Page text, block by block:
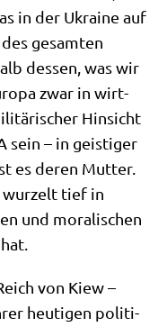
in der Ukrai­ne auf
gesam­ten
des­sen, was wir
zwar in wirt­
Hin­sicht
sein – in gei­sti­ger
es deren Mut­ter.
wur­zelt tief in
und mora­li­schen
von Kiew –
heu­ti­gen poli­ti­